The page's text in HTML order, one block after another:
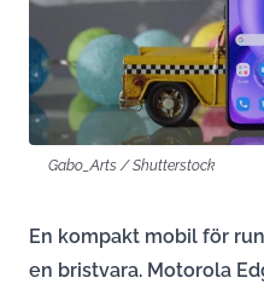
Gabo_Arts / Shutterstock
En kompakt mobil för
en bristvara. Motorola